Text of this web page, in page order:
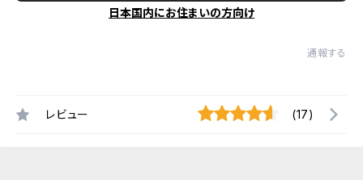
日本国内にお住まいの方向け
通報する
レビュー (17)